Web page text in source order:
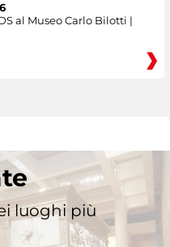
al Museo Carlo Bilotti |
luoghi più